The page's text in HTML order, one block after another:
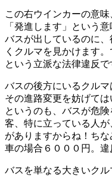
この右ウインカーの意
「発進します」という
バスが出しているのに
くクルマを見かけます
という立派な法律違反で
バスの後方にいるクルマ
その進路変更を妨げては
というのも、バスが危
客、特に立っている人
がありますからね！ち
車の場合６０００円。違
バスを単なる大きいク